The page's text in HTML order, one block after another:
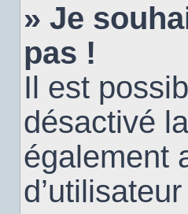
» Je
pas !
Il est
désactivé
également